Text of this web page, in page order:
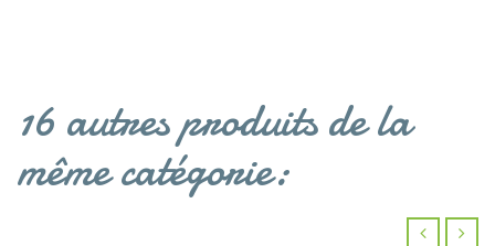
16 autres produits de la
même catégorie: